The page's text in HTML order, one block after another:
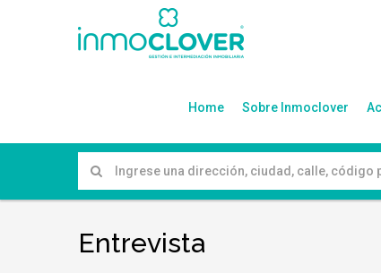
Home Sobre Inmoclover
Entrevista